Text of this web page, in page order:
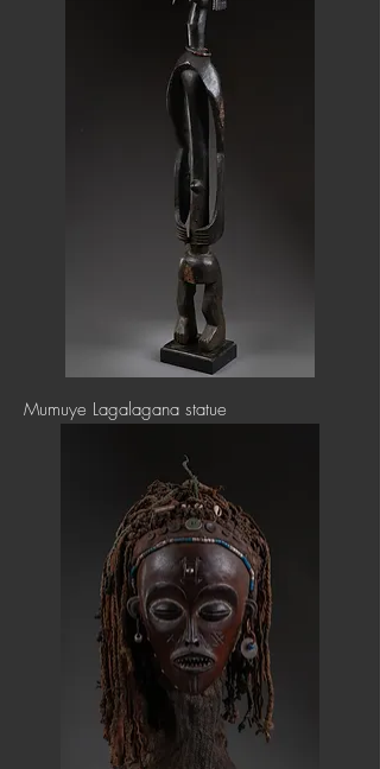
Mumuye Lagalagana statue